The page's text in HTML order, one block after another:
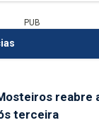
PUB
reabre
terceira